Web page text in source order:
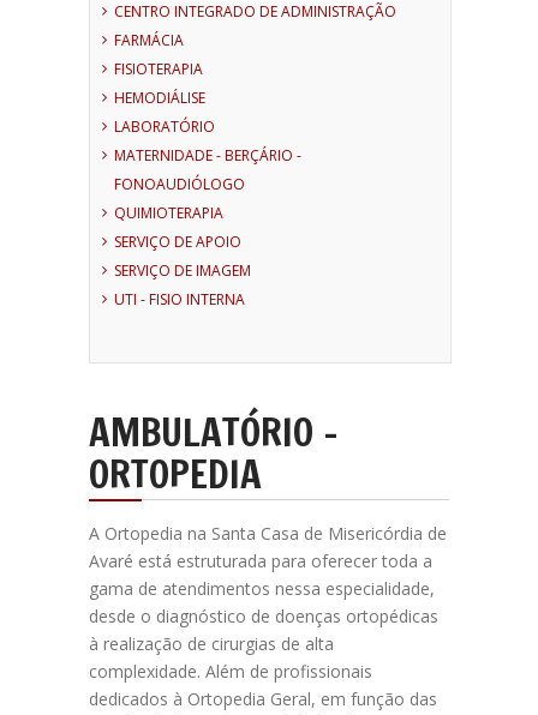
CENTRO INTEGRADO DE ADMINISTRAÇÃO
FARMÁCIA
FISIOTERAPIA
HEMODIÁLISE
LABORATÓRIO
MATERNIDADE - BERÇÁRIO -
FONOAUDIÓLOGO
QUIMIOTERAPIA
SERVIÇO DE APOIO
SERVIÇO DE IMAGEM
UTI - FISIO INTERNA
AMBULATÓRIO -
ORTOPEDIA
A Ortopedia na Santa Casa de Misericórdia de
Avaré está estruturada para oferecer toda a
gama de atendimentos nessa especialidade,
desde o diagnóstico de doenças ortopédicas
à realização de cirurgias de alta
complexidade. Além de profissionais
dedicados à Ortopedia Geral, em função das